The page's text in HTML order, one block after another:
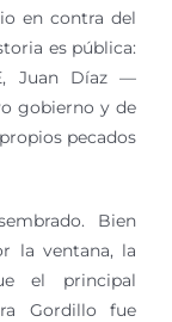
en contra del
es pública:
Juan Díaz —
gobierno y de
pecados
Bien
la ventana, la
el principal
Gordillo fue